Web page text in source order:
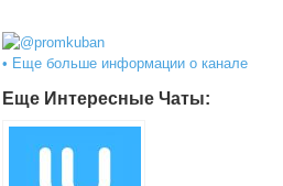
• Еще больше информации о канале
Еще Интересные Чаты: